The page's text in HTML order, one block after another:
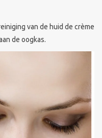
van de huid de crème
de oogkas.